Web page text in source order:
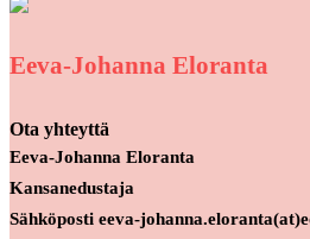
Eeva-Johanna Eloranta
Ota yhteyttä
Eeva-Johanna Eloranta
Kansanedustaja
Sähköposti eeva-